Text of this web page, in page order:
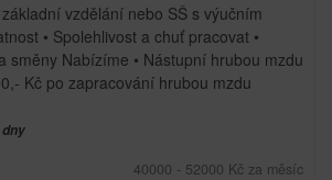
vzdělání nebo SŠ s výučním
• Spolehlivost a chuť pracovat •
směny Nabízíme • Nástupní hrubou mzdu
Kč po zapracování hrubou mzdu
40000 - 52000 Kč za měsíc